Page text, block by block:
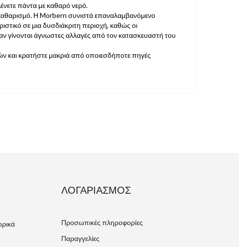
πάντα με καθαρό νερό.
Η Morbern συνιστά επαναλαμβανόμενο
σε μια δυσδιάκριτη περιοχή, καθώς οι
γίνονται άγνωστες αλλαγές από τον κατασκευαστή του
και κρατήστε μακριά από οποιεσδήποτε πηγές
ΛΟΓΑΡΙΑΣΜΌΣ
Προσωπικές πληροφορίες
Παραγγελίες